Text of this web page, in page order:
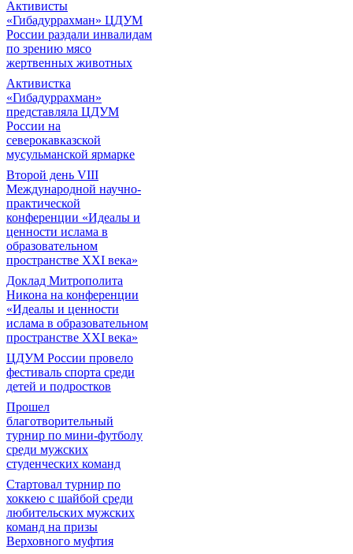
Активисты
«Гибадуррахман» ЦДУМ
России раздали инвалидам
по зрению мясо
жертвенных животных
Активистка
«Гибадуррахман»
представляла ЦДУМ
России на
северокавказской
мусульманской ярмарке
Второй день VIII
Международной научно-
практической
конференции «Идеалы и
ценности ислама в
образовательном
пространстве XXI века»
Доклад Митрополита
Никона на конференции
«Идеалы и ценности
ислама в образовательном
пространстве XXI века»
ЦДУМ России провело
фестиваль спорта среди
детей и подростков
Прошел
благотворительный
турнир по мини-футболу
среди мужских
студенческих команд
Cтартовал турнир по
хоккею с шайбой среди
любительских мужских
команд на призы
Верховного муфтия